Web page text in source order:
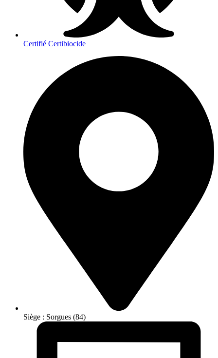
Certifié Certibiocide
Siège : Sorgues (84)